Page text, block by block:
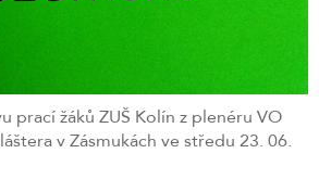
prací žáků ZUŠ Kolín z plenéru VO
v Zásmukách ve středu 23. 06.